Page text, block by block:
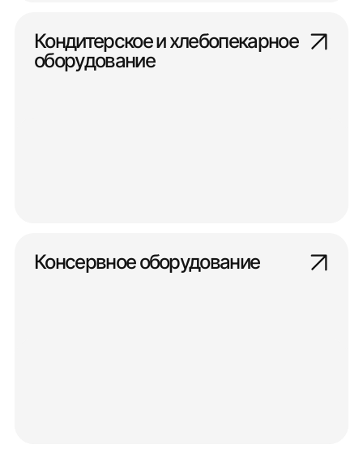
Кондитерское и хлебопекарное
оборудование
Консервное оборудование